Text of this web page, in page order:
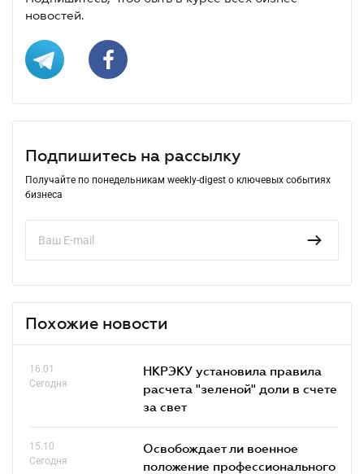
новостей.
Подпишитесь на рассылку
Получайте по понедельникам weekly-digest о ключевых событиях
бизнеса
Похожие новости
16.01
Сегодня
НКРЭКУ установила правила
расчета "зеленой" доли в счете
за свет
15.10
Сегодня
Освобождает ли военное
положение профессионального